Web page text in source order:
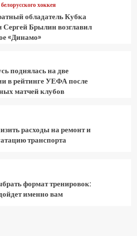
хоккея
обладатель Кубка
Сергей Брылин возглавил
«Динамо»
поднялась на две
в рейтинге УЕФА после
матчей клубов
расходы на ремонт и
транспорта
формат тренировок:
именно вам